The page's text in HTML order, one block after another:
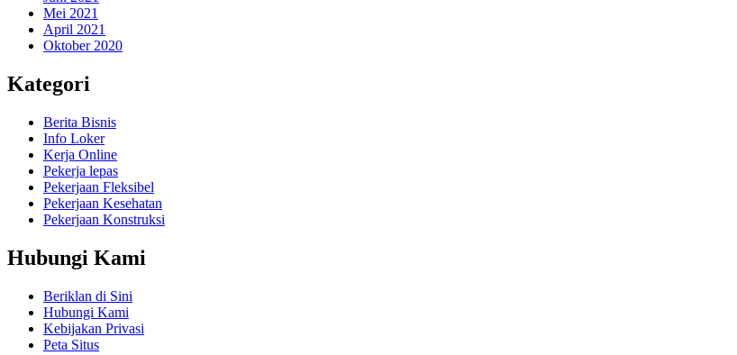
Mei 2021
April 2021
Oktober 2020
Kategori
Berita Bisnis
Info Loker
Kerja Online
Pekerja lepas
Pekerjaan Fleksibel
Pekerjaan Kesehatan
Pekerjaan Konstruksi
Hubungi Kami
Beriklan di Sini
Hubungi Kami
Kebijakan Privasi
Peta Situs